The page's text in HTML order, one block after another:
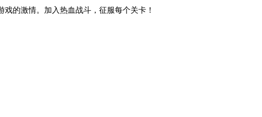
的激情。加入热血战斗，征服每个关卡！